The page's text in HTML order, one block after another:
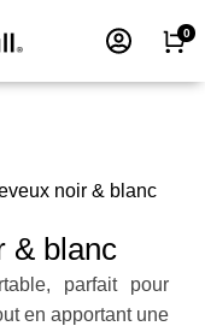
noir & blanc
& blanc
parfait pour
en apportant une